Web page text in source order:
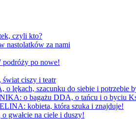
czyli kto?
nastolatków za nami
podróży po nowe!
ciszy i teatr
szacunku do siebie i potrzebie
o bagażu DDA, o tańcu i o byciu
kobieta, która szuka i znajduje!
na ciele i duszy!